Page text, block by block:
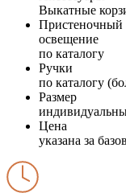
Выкатные
Пристеночный
освещение
по каталогу
Ручки
по каталогу
Размер
Цена
указана за